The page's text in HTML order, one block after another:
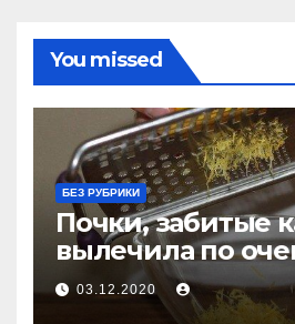
You missed
БЕЗ РУБРИКИ
Почки, забитые
вылечила по
простому
лет прошло и
03.12.2020